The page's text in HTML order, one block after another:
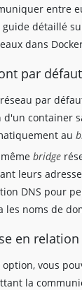
entre
détaillé
dans
par défaut
par
d'un container
au
bridge
leurs
DNS pour
les noms de
en relation
option, vous
la